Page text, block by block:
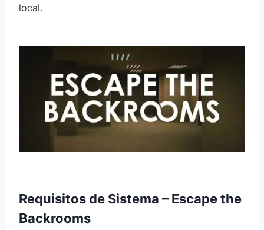
local.
Requisitos de Sistema – Escape the
Backrooms